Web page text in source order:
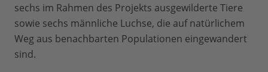
sechs im Rahmen des Projekts ausgewilderte Tiere
sowie sechs männliche Luchse, die auf natürlichem
Weg aus benachbarten Populationen eingewandert
sind.